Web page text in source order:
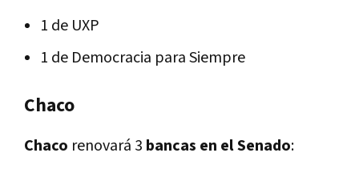
1 de UXP
1 de Democracia para Siempre
Chaco
Chaco renovará 3 bancas en el Senado: